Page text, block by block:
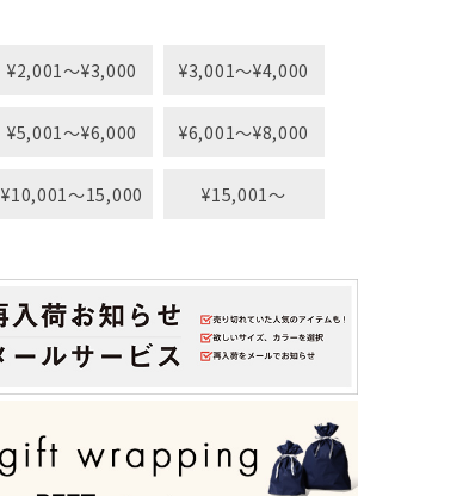
¥2,001〜¥3,000 ¥3,001〜¥4,000
¥5,001〜¥6,000 ¥6,001〜¥8,000
¥10,001〜15,000 ¥15,001〜